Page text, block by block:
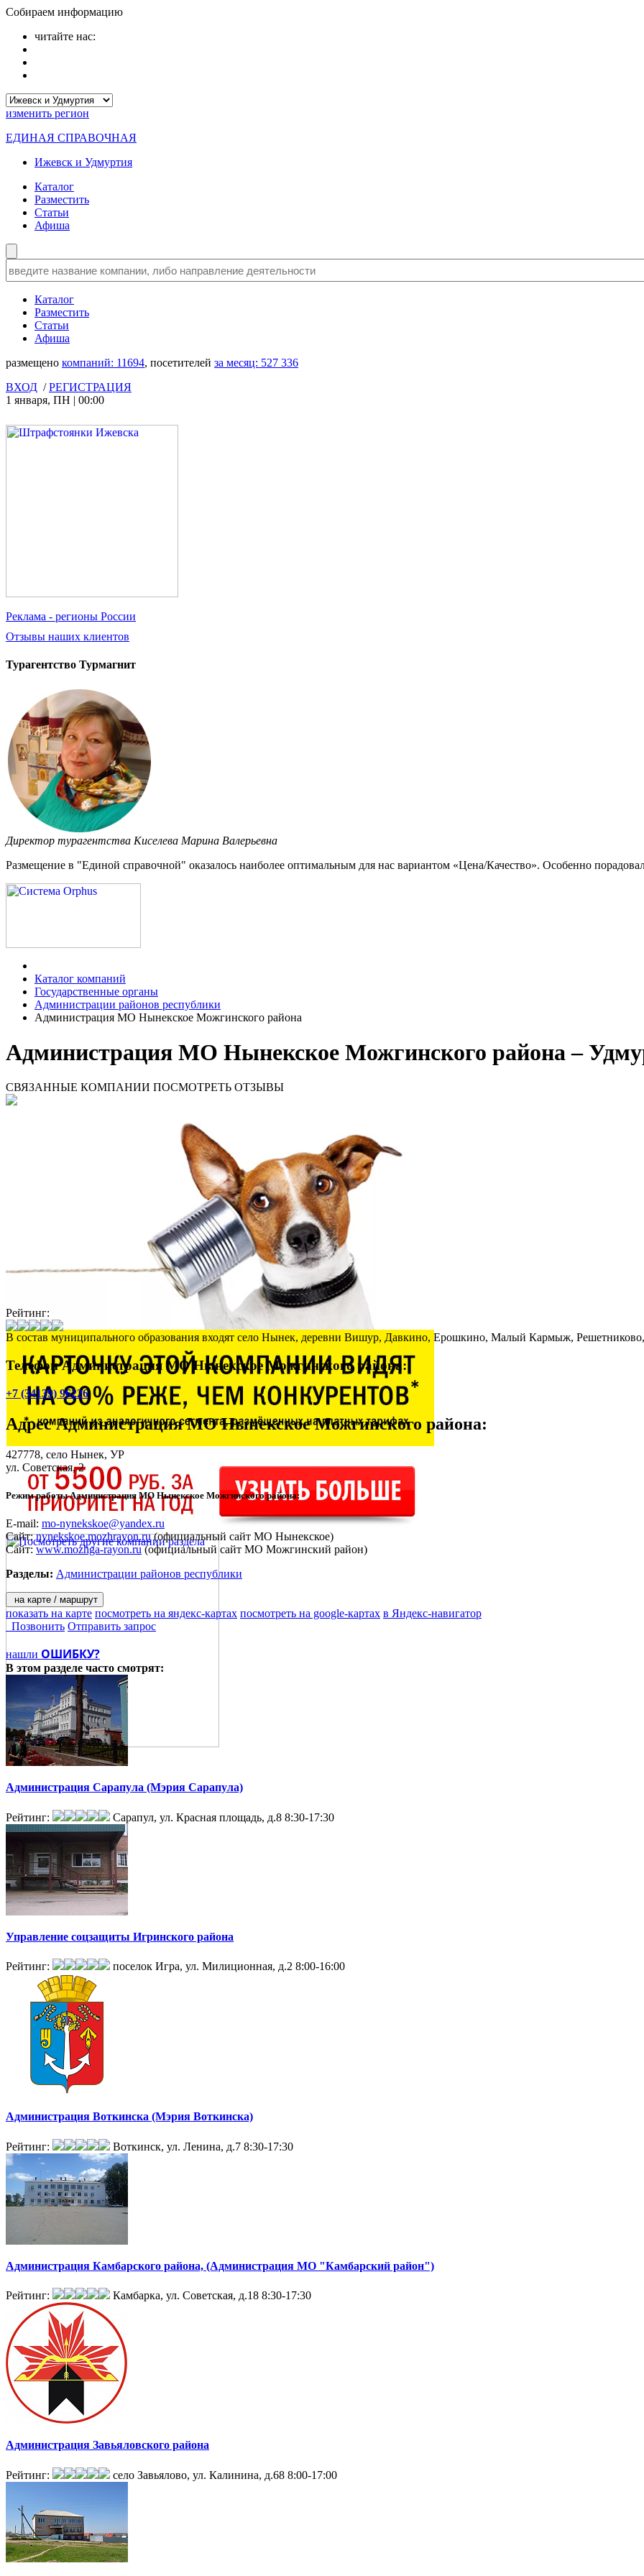
Собираем информацию
читайте нас:
изменить регион
ЕДИНАЯ СПРАВОЧНАЯ
Ижевск и Удмуртия
Каталог
Разместить
Статьи
Афиша
Каталог
Разместить
Статьи
Афиша
размещено компаний: 11694, посетителей за месяц: 527 336
ВХОД /РЕГИСТРАЦИЯ
1 января, ПН | 00:00
Реклама - регионы России
Отзывы наших клиентов
Турагентство Турмагнит
Директор турагентства Киселева Марина Валерьевна
Размещение в "Единой справочной" оказалось наиболее оптимальным для нас вариантом «Цена/Качество». Особенно
Каталог компаний
Государственные органы
Администрации районов республики
Администрация МО Нынекское Можгинского района
Администрация МО Нынекское Можгинского района –
СВЯЗАННЫЕ КОМПАНИИ ПОСМОТРЕТЬ ОТЗЫВЫ
Рейтинг:
В состав муниципального образования входят село Нынек, деревни Вишур, Давкино, Ерошкино, Малый Кармыж,
Телефон Администрация МО Нынекское Можгинского района:
+7 (34139) 96226
АдресАдминистрация МО Нынекское Можгинского района:
427778, село Нынек, УР
ул. Советская, 2
Режим работы Администрация МО Нынекское Можгинского района:
E-mail: mo-nynekskoe@yandex.ru
Сайт: nynekskoe.mozhrayon.ru(официальный сайт МО Нынекское)
Сайт: www.mozhga-rayon.ru(официальный сайт МО Можгинский район)
Разделы: Администрации районов республики
на карте / маршрут
показать на карте посмотреть на яндекс-картах посмотреть на google-картах в Яндекс-навигатор
Позвонить Отправить запрос
нашли ОШИБКУ?
В этом разделе часто смотрят:
Администрация Сарапула (Мэрия Сарапула)
Рейтинг: Сарапул, ул. Красная площадь, д.8 8:30-17:30
Управление соцзащиты Игринского района
Рейтинг: поселок Игра, ул. Милиционная, д.2 8:00-16:00
Администрация Воткинска (Мэрия Воткинска)
Рейтинг: Воткинск, ул. Ленина, д.7 8:30-17:30
Администрация Камбарского района, (Администрация МО "Камбарский район")
Рейтинг: Камбарка, ул. Советская, д.18 8:30-17:30
Администрация Завьяловского района
Рейтинг: село Завьялово, ул. Калинина, д.68 8:00-17:00